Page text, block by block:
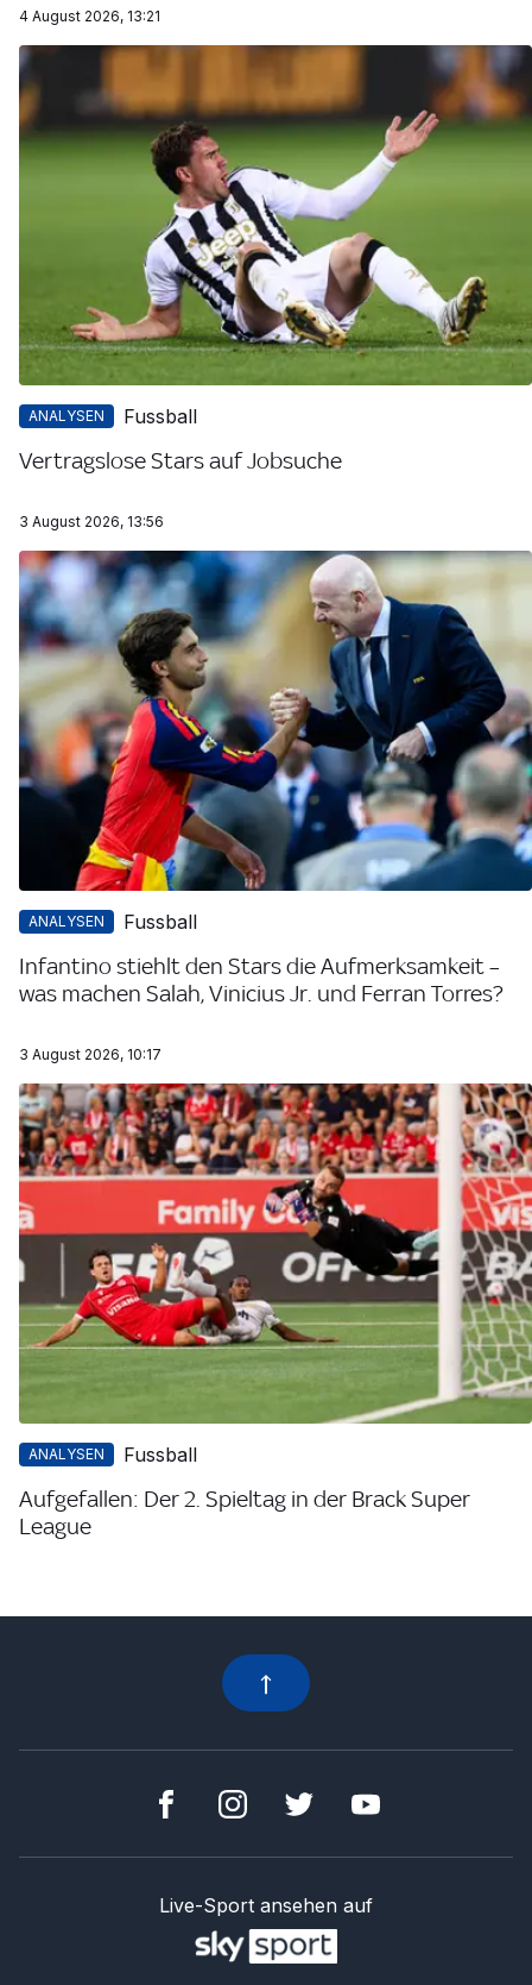
4 August 2026, 13:21
ANALYSEN Fussball
Vertragslose Stars auf Jobsuche
3 August 2026, 13:56
ANALYSEN Fussball
Infantino stiehlt den Stars die Aufmerksamkeit –
was machen Salah, Vinicius Jr. und Ferran Torres?
3 August 2026, 10:17
ANALYSEN Fussball
Aufgefallen: Der 2. Spieltag in der Brack Super
League
Live-Sport ansehen auf